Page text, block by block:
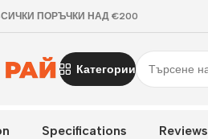
ПОРЪЧКИ НАД €200
Категории
Specifications Reviews